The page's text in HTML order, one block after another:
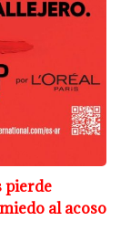
pierde
al acoso